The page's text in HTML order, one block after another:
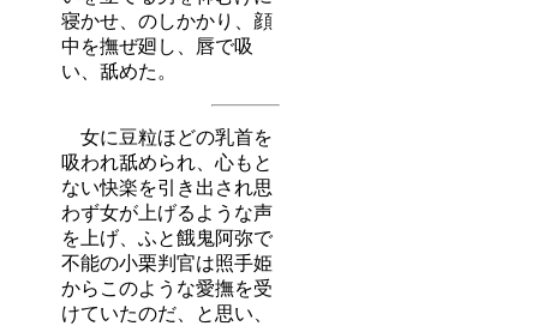
寝かせ、のしかかり、顔
中を撫ぜ廻し、唇で吸
い、舐めた。
女に豆粒ほどの乳首を
吸われ舐められ、心もと
ない快楽を引き出され思
わず女が上げるような声
を上げ、ふと餓鬼阿弥で
不能の小栗判官は照手姫
からこのような愛撫を受
けていたのだ、と思い、